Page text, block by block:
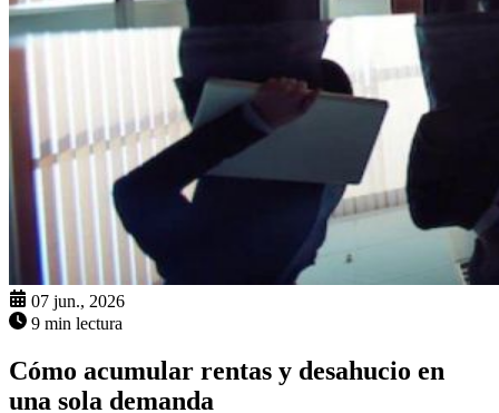
07 jun., 2026
9 min lectura
Cómo acumular rentas y desahucio en
una sola demanda